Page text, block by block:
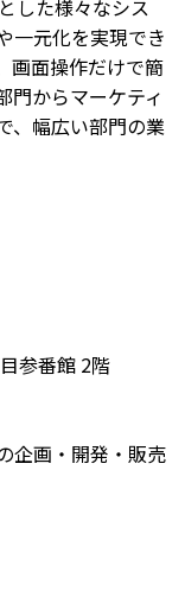
した様々なシス
一元化を実現でき
画面操作だけで簡
門からマーケティ
、幅広い部門の業
参番館 2階
企画・開発・販売